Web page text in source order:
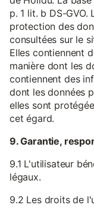
p. 1 lit. b DS-
protection des
consultées sur le
Elles contiennent
manière dont les
contiennent des
dont les données
elles sont
cet égard.
9. Garantie,
9.1 L'utilisateur
légaux.
9.2 Les droits de